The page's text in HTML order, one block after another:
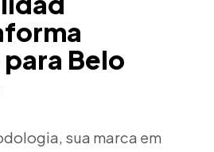
Belo
sua marca em